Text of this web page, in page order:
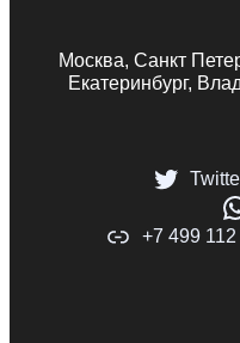
Москва, Санкт
Екатеринбург,
+7 499